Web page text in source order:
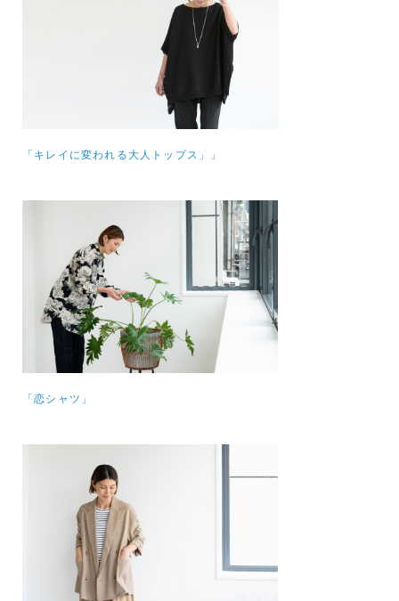
「キレイに変われる大人トップス」」
「恋シャツ」